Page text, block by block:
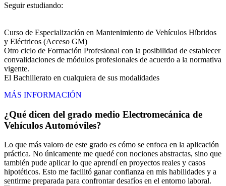
Seguir estudiando:
Curso de Especialización en Mantenimiento de Vehículos Híbridos
y Eléctricos (Acceso GM)
Otro ciclo de Formación Profesional con la posibilidad de establecer
convalidaciones de módulos profesionales de acuerdo a la normativa
vigente.
El Bachillerato en cualquiera de sus modalidades
MÁS INFORMACIÓN
¿Qué dicen del grado medio Electromecánica de
Vehículos Automóviles?
Lo que más valoro de este grado es cómo se enfoca en la aplicación
práctica. No únicamente me quedé con nociones abstractas, sino que
también pude aplicar lo que aprendí en proyectos reales y casos
hipotéticos. Esto me facilitó ganar confianza en mis habilidades y a
sentirme preparada para confrontar desafíos en el entorno laboral.